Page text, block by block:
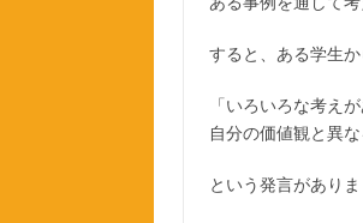
すると、ある学生か
「いろいろな考えが
自分の価値観と異
という発言がありま